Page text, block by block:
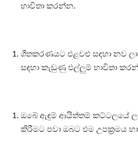
භාවිතා කරන්න.
ශීතකරණයට එළවළු සඳහා නව
සඳහා කැඩුණු එල්ලුම් භාවිතා
ඔබේ ඇඳුම් ආයිත්තම් කට්ටලයේ
කිරීමට පවා ඔබට එම උපක්‍රමය